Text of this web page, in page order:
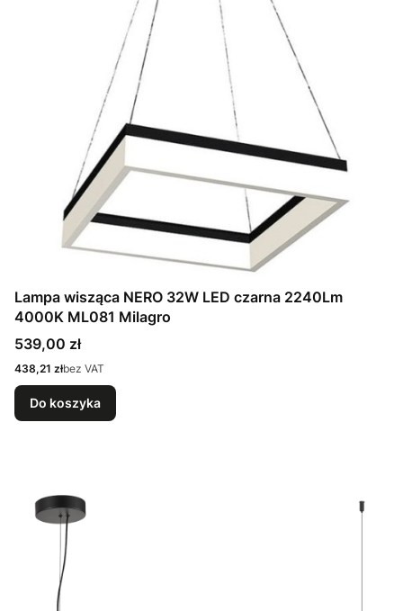
Lampa wisząca NERO 32W LED czarna 2240Lm
4000K ML081 Milagro
Cena
539,00 zł
Cena
438,21 złbez VAT
Do koszyka